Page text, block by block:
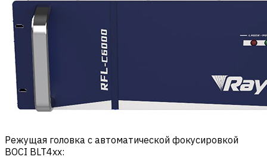
Режущая головка с автоматической фокусировкой
BOCI BLT4xx: